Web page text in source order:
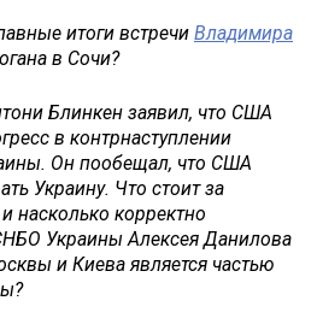
итоги встречи Владимира
в Сочи?
Блинкен заявил, что США
в контрнаступлении
Он пообещал, что США
Украину. Что стоит за
насколько корректно
Украины Алексея Данилова
и Киева является частью